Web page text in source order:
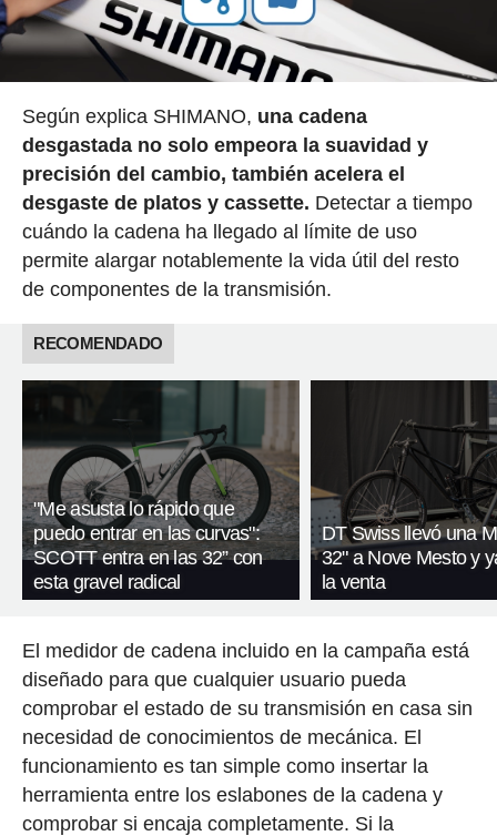
Según explica SHIMANO, una cadena
desgastada no solo empeora la suavidad y
precisión del cambio, también acelera el
desgaste de platos y cassette. Detectar a tiempo
cuándo la cadena ha llegado al límite de uso
permite alargar notablemente la vida útil del resto
de componentes de la transmisión.
RECOMENDADO
"Me asusta lo rápido que
puedo entrar en las curvas":
SCOTT entra en las 32” con
esta gravel radical
DT Swiss llevó una
32" a Nove Mesto y
la venta
El medidor de cadena incluido en la campaña está
diseñado para que cualquier usuario pueda
comprobar el estado de su transmisión en casa sin
necesidad de conocimientos de mecánica. El
funcionamiento es tan simple como insertar la
herramienta entre los eslabones de la cadena y
comprobar si encaja completamente. Si la